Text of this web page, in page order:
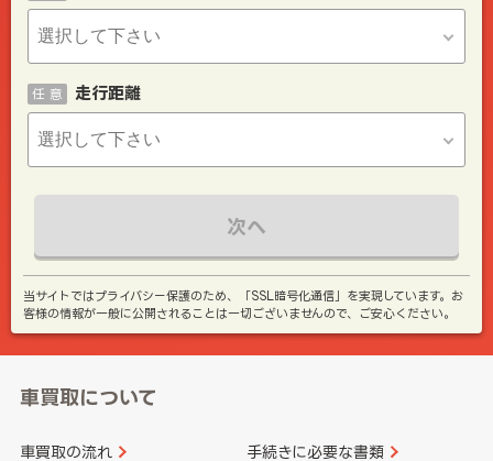
走行距離
任 意
次へ
当サイトではプライバシー保護のため、「SSL暗号化通信」を実現しています。お
客様の情報が一般に公開されることは一切ございませんので、ご安心ください。
車買取について
車買取の流れ 手続きに必要な書類